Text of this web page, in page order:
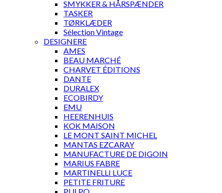
SMYKKER & HÅRSPÆNDER
TASKER
TØRKLÆDER
Sélection Vintage
DESIGNERE
AMES
BEAU MARCHÉ
CHARVET ÉDITIONS
DANTE
DURALEX
ECOBIRDY
EMU
HEERENHUIS
KOK MAISON
LE MONT SAINT MICHEL
MANTAS EZCARAY
MANUFACTURE DE DIGOIN
MARIUS FABRE
MARTINELLI LUCE
PETITE FRITURE